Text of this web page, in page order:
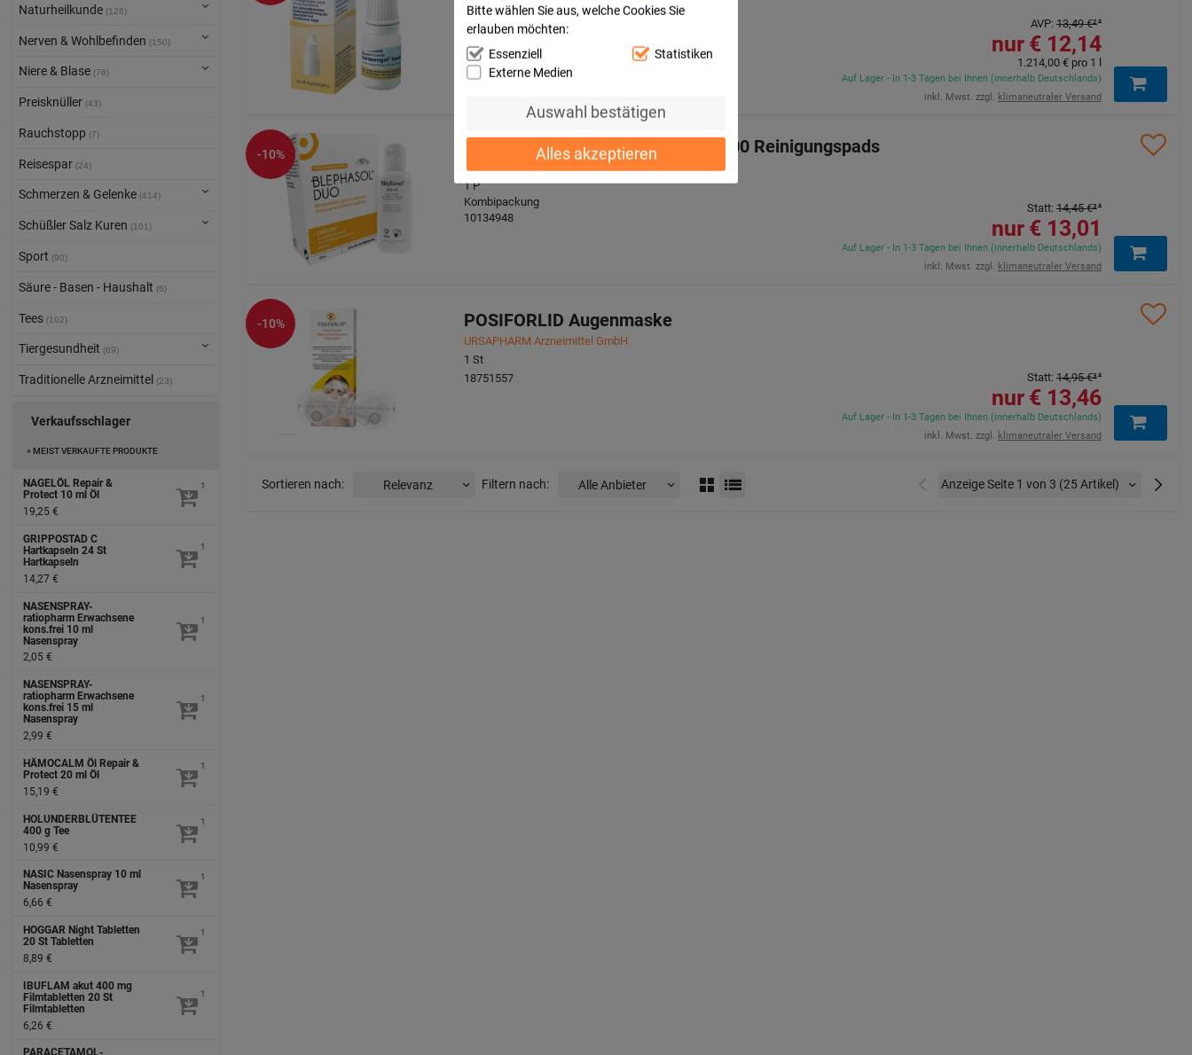
Bitte wählen Sie aus, welche Cookies Sie
erlauben möchten:
Essenziell
Statistiken
Externe Medien
Auswahl bestätigen
Alles akzeptieren
10ml
Augentropfen
12,14 €
AVP: 13,49 €²
Auf Lager - In 1-3 Tagen bei Ihnen (innerhalb Deutschlands)
inkl. Mwst. zzgl. klimaneutraler Versand
1.214,00 €pro 1 l
BLEPHASOL Duo 100 ml Lotion+100 Reinigungspads
Thea Pharma GmbH
1P
Kombipackung
10134948
13,01 €
Statt: 14,45 €³
Auf Lager - In 1-3 Tagen bei Ihnen (innerhalb Deutschlands)
inkl. Mwst. zzgl. klimaneutraler Versand
-10%
POSIFORLID Augenmaske
URSAPHARM Arzneimittel GmbH
1 St
18751557
13,46 €
Statt: 14,95 €³
Auf Lager - In 1-3 Tagen bei Ihnen (innerhalb Deutschlands)
inkl. Mwst. zzgl. klimaneutraler Versand
-10%
Sortieren nach: Filtern nach: Vorherige Nächste
Naturheilkunde (126)
Nerven & Wohlbefinden (150)
Niere & Blase (76)
Preisknüller (43)
Rauchstopp (7)
Reisespar (24)
Schmerzen & Gelenke (414)
Schüßler Salz Kuren (101)
Sport (90)
Säure - Basen - Haushalt (6)
Tees (102)
Tiergesundheit (69)
Traditionelle Arzneimittel (23)
Verkaufsschlager
» MEIST VERKAUFTE PRODUKTE
NAGELÖL Repair &
Protect 10 ml Öl
19,25 €
1
GRIPPOSTAD C
Hartkapseln 24 St
Hartkapseln
14,27 €
1
NASENSPRAY-
ratiopharm Erwachsene
kons.frei 10 ml
Nasenspray
2,05 €
1
NASENSPRAY-
ratiopharm Erwachsene
kons.frei 15 ml
Nasenspray
2,99 €
1
HÄMOCALM Öl Repair &
Protect 20 ml Öl
15,19 €
1
HOLUNDERBLÜTENTEE
400 g Tee
10,99 €
1
NASIC Nasenspray 10 ml
Nasenspray
6,66 €
1
HOGGAR Night Tabletten
20 St Tabletten
8,89 €
1
IBUFLAM akut 400 mg
Filmtabletten 20 St
Filmtabletten
6,26 €
1